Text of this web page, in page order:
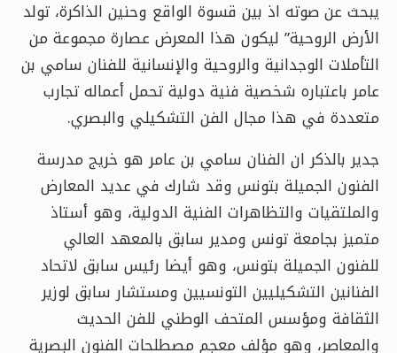
يبحث عن صوته اذ بين قسوة الواقع وحنين الذاكرة، تولد
الأرض الروحية” ليكون هذا المعرض عصارة مجموعة من
التأملات الوجدانية والروحية والإنسانية للفنان سامي بن
عامر باعتباره شخصية فنية دولية تحمل أعماله تجارب
متعددة في هذا مجال الفن التشكيلي والبصري.
جدير بالذكر ان الفنان سامي بن عامر هو خريج مدرسة
الفنون الجميلة بتونس وقد شارك في عديد المعارض
والملتقيات والتظاهرات الفنية الدولية، وهو أستاذ
متميز بجامعة تونس ومدير سابق بالمعهد العالي
للفنون الجميلة بتونس، وهو أيضا رئيس سابق لاتحاد
الفنانين التشكيليين التونسيين ومستشار سابق لوزير
الثقافة ومؤسس المتحف الوطني للفن الحديث
والمعاصر، وهو مؤلف معجم مصطلحات الفنون البصرية